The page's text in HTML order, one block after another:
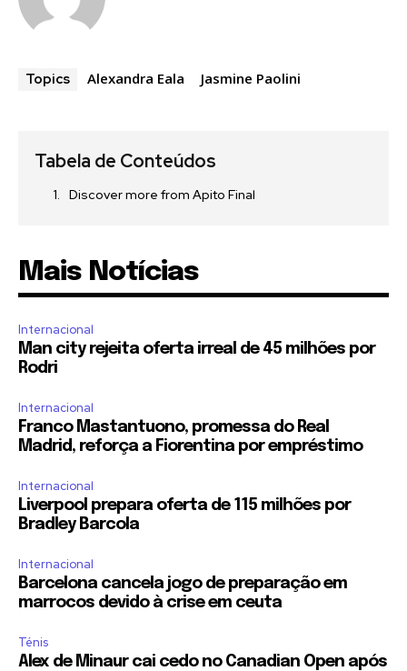
Topics Alexandra Eala Jasmine Paolini
Tabela de Conteúdos
Discover more from Apito Final
Mais Notícias
Internacional
Man city rejeita oferta irreal de 45 milhões por
Rodri
Internacional
Franco Mastantuono, promessa do Real
Madrid, reforça a Fiorentina por empréstimo
Internacional
Liverpool prepara oferta de 115 milhões por
Bradley Barcola
Internacional
Barcelona cancela jogo de preparação em
marrocos devido à crise em ceuta
Ténis
Alex de Minaur cai cedo no Canadian Open após